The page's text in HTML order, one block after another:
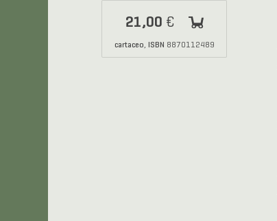
21,00 €
cartaceo, ISBN 8870112489